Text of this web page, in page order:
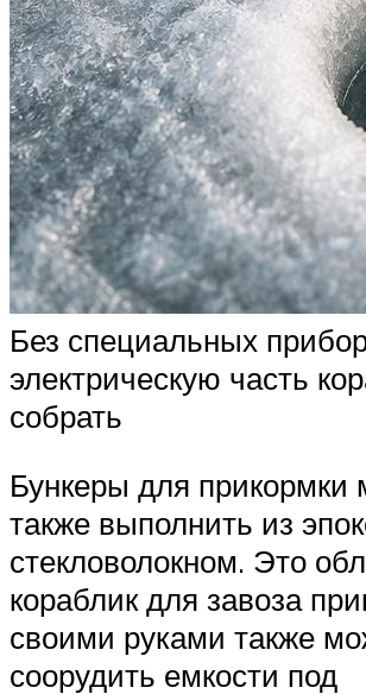
Без специальных
электрическую часть
собрать
Бункеры для прикормки
также выполнить из
стекловолокном. Это
кораблик для завоза
своими руками также
соорудить емкости под